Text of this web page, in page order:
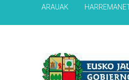
ARAUAK